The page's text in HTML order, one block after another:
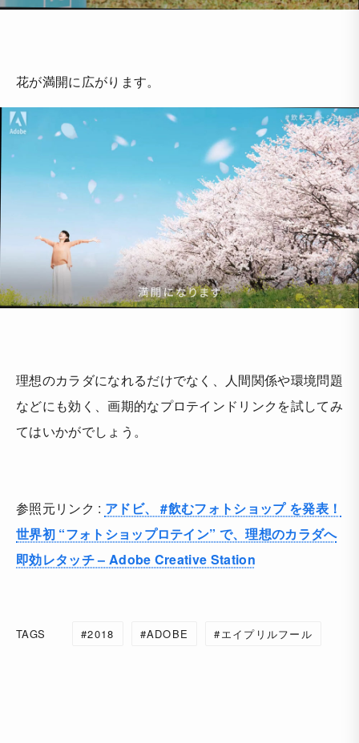
花が満開に広がります。
理想のカラダになれるだけでなく、人間関係や環境問題
などにも効く、画期的なプロテインドリンクを試してみ
てはいかがでしょう。
参照元リンク : アドビ、 #飲むフォトショップ を発表！
世界初 “フォトショップロテイン” で、理想のカラダへ
即効レタッチ – Adobe Creative Station
TAGS 2018 ADOBE エイプリルフール